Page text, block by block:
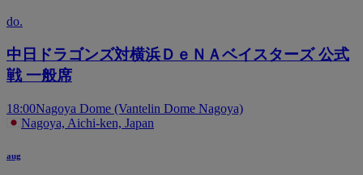
do.
中日ドラゴンズ対横浜ＤｅＮＡベイスターズ 公式
戦 一般席
18:00Nagoya Dome (Vantelin Dome Nagoya)
Nagoya, Aichi-ken, Japan
aug